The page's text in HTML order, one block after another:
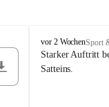
F
r
e
vor 2 WochenSport
Starker Auftritt
Satteins.